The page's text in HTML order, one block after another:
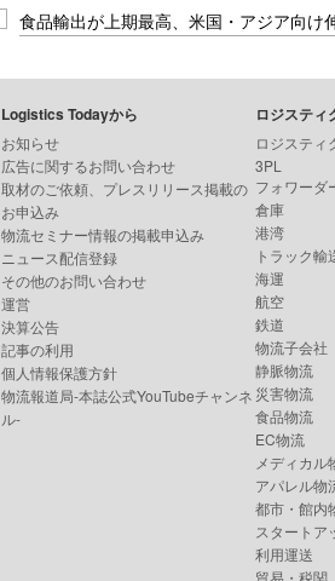
食品輸出が上期最高、米国・アジア向け
Logistics Todayから
お知らせ
広告に関するお問い合わせ
取材のご依頼、プレスリリース掲載の
お申込み
物流セミナー情報の掲載申込み
ニュース配信登録
その他のお問い合わせ
運営
決算公告
記事の利用
個人情報保護方針
物流報道局-本誌公式YouTubeチャンネ
ル-
ロジスティ
ロジスティ
3PL
フォワーダ
倉庫
港湾
トラック輸
海運
航空
鉄道
物流子会社
静脈物流
災害物流
食品物流
EC物流
メディカル
アパレル物
都市・館内
スタートア
利用運送
貿易・税関